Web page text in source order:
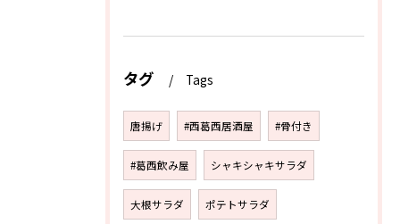
タグ Tags
唐揚げ #西葛西居酒屋 #骨付き
#葛西飲み屋 シャキシャキサラダ
大根サラダ ポテトサラダ